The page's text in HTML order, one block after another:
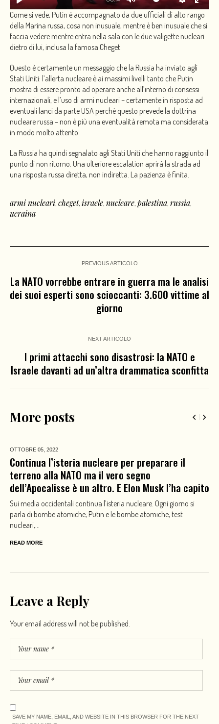
Come si vede, Putin è accompagnato da due ufficiali di alto rango
della Marina russa, cosa non inusuale, mentre è ben inusuale che si
faccia vedere mentre entra nella sala con le due valigette nucleari
dietro di lui, inclusa la famosa Cheget.
Questo è certamente un messaggio che la Russia ha inviato agli
Stati Uniti: l’allerta nucleare è ai massimi livelli tanto che Putin
mostra di essere pronto ad operare anche all’interno di consessi
internazionali, e l’uso di armi nucleari – certamente in risposta ad
eventuali lanci da parte USA perché questo prevede la dottrina
nucleare russa – non è più una eventualità remota ma considerata
in modo molto attento.
La Russia ha quindi segnalato agli Stati Uniti che hanno raggiunto il
punto di non ritorno. Una ulteriore escalation aprirà la strada ad
una risposta russa diretta, non indiretta. La pazienza è finita.
armi nucleari, cheget, israele, nucleare, palestina, russia,
ucraina
PREVIOUS ARTICOLO
La NATO vorrebbe entrare in guerra ma le analisi
dei suoi esperti sono scioccanti: 3.600 vittime al
giorno
NEXT ARTICOLO
I primi attacchi sono disastrosi: la NATO e
Israele davanti ad un’altra drammatica sconfitta
More posts
OTTOBRE 05, 2022
Continua l’isteria nucleare per preparare il
terreno alla NATO ma il vero segno
dell’Apocalisse è un altro. E Elon Musk l’ha capito
Sui media occidentali continua l’isteria nucleare. Ogni giorno si
parla di bombe atomiche, Putin e le bombe atomiche, test
nucleari,...
READ MORE
Leave a Reply
Your email address will not be published.
SAVE MY NAME, EMAIL, AND WEBSITE IN THIS BROWSER FOR THE NEXT